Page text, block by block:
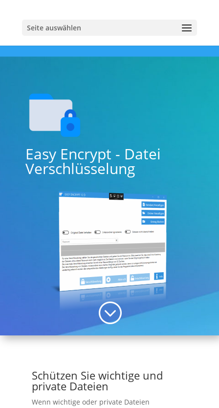
Seite auswählen
Easy Encrypt - Datei
Verschlüsselung
;
Schützen Sie wichtige und
private Dateien
Wenn wichtige oder private Dateien